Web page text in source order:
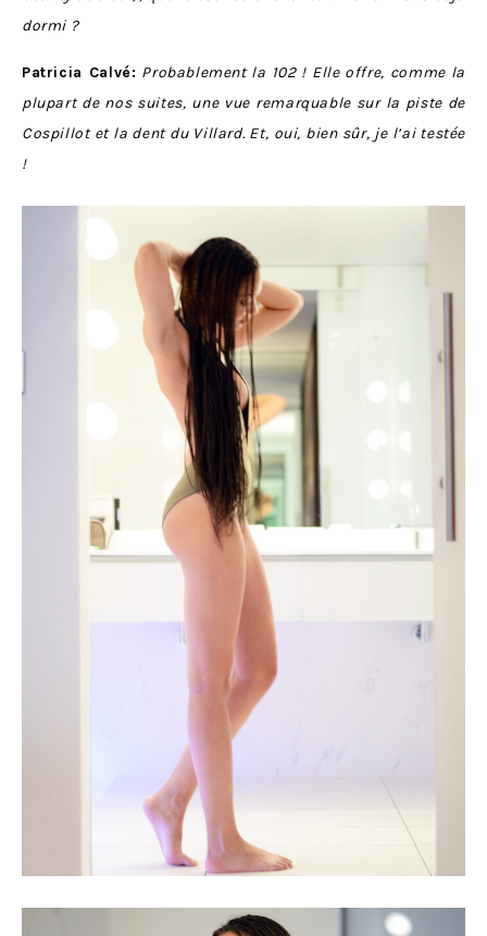
dormi ?
Patricia Calvé: Probablement la 102 ! Elle offre, comme la
plupart de nos suites, une vue remarquable sur la piste de
Cospillot et la dent du Villard. Et, oui, bien sûr, je l’ai testée
!